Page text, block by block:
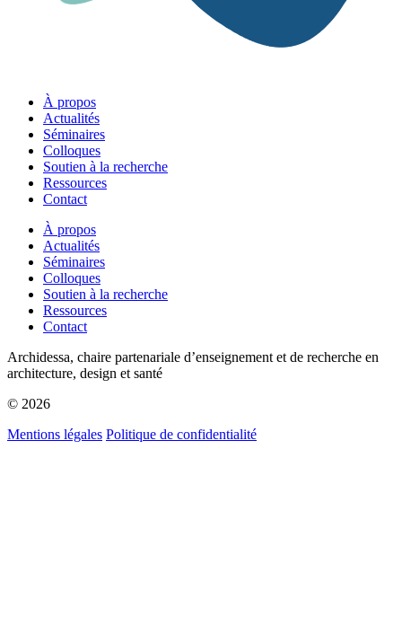
À propos
Actualités
Séminaires
Colloques
Soutien à la recherche
Ressources
Contact
À propos
Actualités
Séminaires
Colloques
Soutien à la recherche
Ressources
Contact
Archidessa, chaire partenariale d’enseignement et de recherche en
architecture, design et santé
© 2026
Mentions légales Politique de confidentialité